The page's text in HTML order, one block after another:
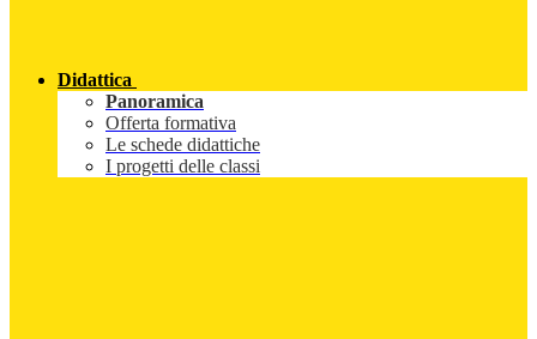
Didattica
Panoramica
Offerta formativa
Le schede didattiche
I progetti delle classi